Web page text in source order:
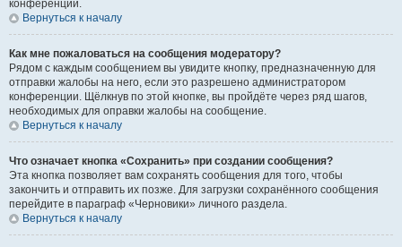
конференции.
Вернуться к началу
Как мне пожаловаться на сообщения модератору?
Рядом с каждым сообщением вы увидите кнопку, предназначенную для
отправки жалобы на него, если это разрешено администратором
конференции. Щёлкнув по этой кнопке, вы пройдёте через ряд шагов,
необходимых для оправки жалобы на сообщение.
Вернуться к началу
Что означает кнопка «Сохранить» при создании сообщения?
Эта кнопка позволяет вам сохранять сообщения для того, чтобы
закончить и отправить их позже. Для загрузки сохранённого сообщения
перейдите в параграф «Черновики» личного раздела.
Вернуться к началу